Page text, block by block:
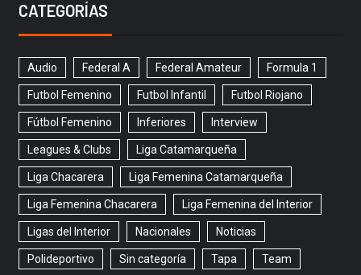
CATEGORÍAS
Audio Federal A Federal Amateur Formula 1
Futbol Femenino Futbol Infantil Futbol Riojano
Fútbol Femenino Inferiores Interview
Leagues & Clubs Liga Catamarqueña
Liga Chacarera Liga Femenina Catamarqueña
Liga Femenina Chacarera Liga Femenina del Interior
Ligas del Interior Nacionales Noticias
Polideportivo Sin categoría Tapa Team